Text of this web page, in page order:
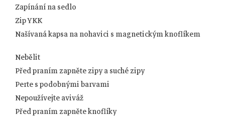
Zapínání na sedlo
Zip YKK
Našívaná kapsa na nohavici s magnetickým knoflíkem
Nebělit
Před praním zapněte zipy a suché zipy
Perte s podobnými barvami
Nepoužívejte aviváž
Před praním zapněte knoflíky